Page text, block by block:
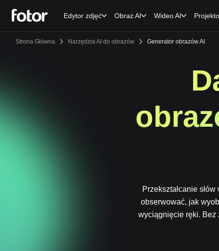
Edytor zdjęć Obraz AI Wideo AI
Strona Główna Narzędzia AI do obrazów Generator obrazów AI
Przekształcanie
obserwować, jak
wyciągnięcie ręki. Bez